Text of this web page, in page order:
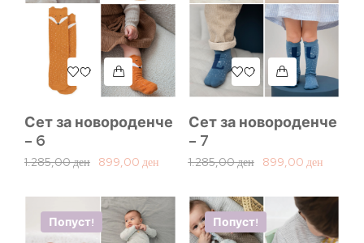
Сет за новороденче
– 6
1.285,00ден 899,00 ден
Сет за новороденче
– 7
1.285,00ден 899,00 ден
Попуст! Попуст!